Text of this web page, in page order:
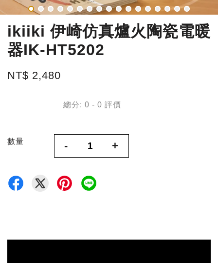
ikiiki 伊崎仿真爐火陶瓷電暖
器IK-HT5202
NT$ 2,480
總分: 0 - 0 評價
數量 - +